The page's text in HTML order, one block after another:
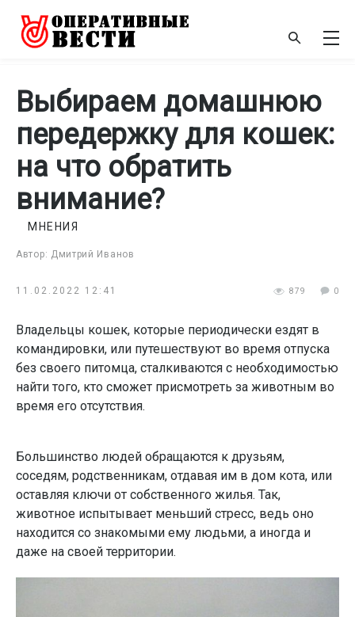
Выбираем домашнюю
передержку для кошек:
на что обратить
внимание?
Автор: Дмитрий Иванов
МНЕНИЯ
11.02.2022 12:41 879 0
Владельцы кошек, которые периодически ездят в
командировки, или путешествуют во время отпуска
без своего питомца, сталкиваются с необходимостью
найти того, кто сможет присмотреть за животным во
время его отсутствия.
Большинство людей обращаются к друзьям,
соседям, родственникам, отдавая им в дом кота, или
оставляя ключи от собственного жилья. Так,
животное испытывает меньший стресс, ведь оно
находится со знакомыми ему людьми, а иногда и
даже на своей территории.